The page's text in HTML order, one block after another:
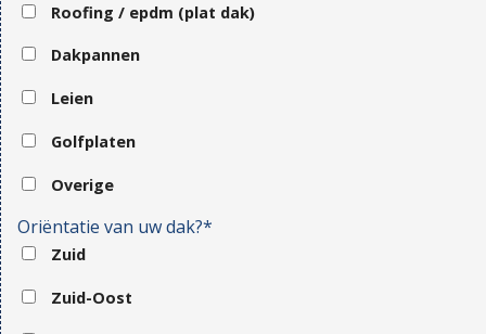
Roofing / epdm (plat dak)
Dakpannen
Leien
Golfplaten
Overige
Oriëntatie van uw dak?*
Zuid
Zuid-Oost